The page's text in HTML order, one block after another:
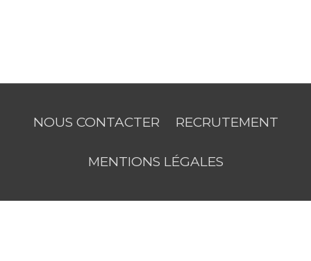
NOUS CONTACTER RECRUTEMENT
MENTIONS LÉGALES